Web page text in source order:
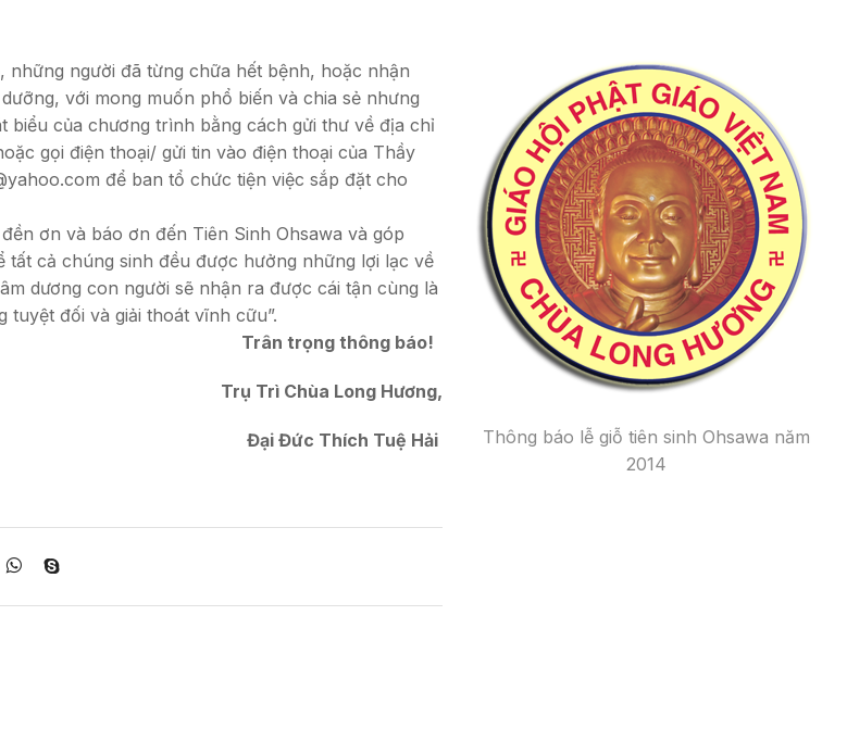
Thông báo lễ giỗ tiên sinh Ohsawa năm
2014
người đã từng chữa hết bệnh, hoặc nhận
với mong muốn phổ biến và chia sẻ nhưng
biểu của chương trình bằng cách gửi thư về địa chỉ
gọi điện thoại/ gửi tin vào điện thoại của Thầy
để ban tổ chức tiện việc sắp đặt cho
ơn và báo ơn đến Tiên Sinh Ohsawa và góp
cả chúng sinh đều được hưởng những lợi lạc về
dương con người sẽ nhận ra được cái tận cùng là
đối và giải thoát vĩnh cữu”.
Trân trọng thông báo!
Trụ Trì Chùa Long Hương,
Đại Đức Thích Tuệ Hải